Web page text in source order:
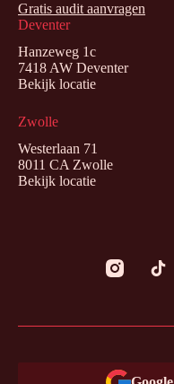
Deventer
Hanzeweg 1c
7418 AW Deventer
Bekijk locatie
Zwolle
Westerlaan 71
8011 CA Zwolle
Bekijk locatie
Gratis audit aanvragen